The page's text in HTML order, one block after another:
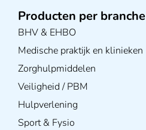
Producten per branche
BHV & EHBO
Medische praktijk en klinieken
Zorghulpmiddelen
Veiligheid / PBM
Hulpverlening
Sport & Fysio